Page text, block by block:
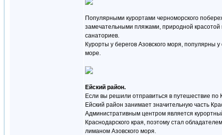
Популярными курортами черноморского
замечательными пляжами, природной красотой
санаториев.
Курорты у берегов Азовского моря,
море.
Ейский район.
Если вы решили отправиться в путешествие по
Ейский район занимает значительную часть
Административным центром является
Краснодарского края, поэтому стал
лиманом Азовского моря.